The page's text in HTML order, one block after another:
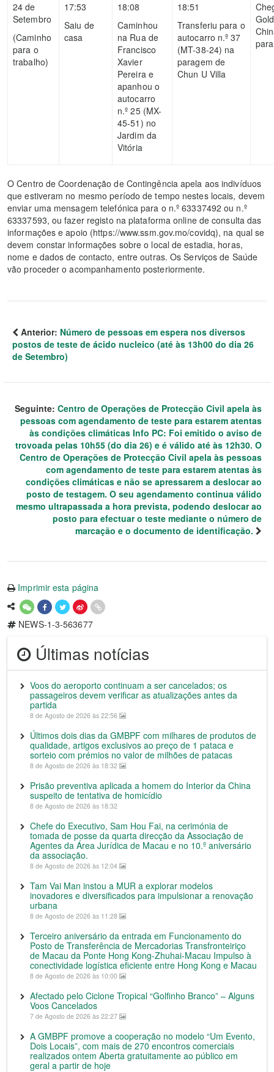
24 de
Setembro
(Caminho
para o
trabalho)
17:53
Saiu de
casa
18:08
Caminhou
na Rua de
Francisco
Xavier
Pereira e
apanhou o
autocarro
n.º 25 (MX-
45-51) no
Jardim da
Vitória
18:51
Transferiu para o
autocarro n.º 37
(MT-38-24) na
paragem de
Chun U Villa
O Centro de Coordenação de Contingência apela aos indivíduos
que estiveram no mesmo período de tempo nestes locais, devem
enviar uma mensagem telefónica para o n.º 63337492 ou n.º
63337593, ou fazer registo na plataforma online de consulta das
informações e apoio (https://www.ssm.gov.mo/covidq), na qual se
devem constar informações sobre o local de estadia, horas,
nome e dados de contacto, entre outras. Os Serviços de Saúde
vão proceder o acompanhamento posteriormente.
Anterior: Número de pessoas em espera nos diversos
postos de teste de ácido nucleico (até às 13h00 do dia 26
de Setembro)
Seguinte: Centro de Operações de Protecção Civil apela às
pessoas com agendamento de teste para estarem atentas
às condições climáticas Info PC: Foi emitido o aviso de
trovoada pelas 10h55 (do dia 26) e é válido até às 12h30. O
Centro de Operações de Protecção Civil apela às pessoas
com agendamento de teste para estarem atentas às
condições climáticas e não se apressarem a deslocar ao
posto de testagem. O seu agendamento continua válido
mesmo ultrapassada a hora prevista, podendo deslocar ao
posto para efectuar o teste mediante o número de
marcação e o documento de identificação.
Imprimir esta página
NEWS-1-3-563677
Últimas notícias
Voos do aeroporto continuam a ser cancelados; os
passageiros devem verificar as atualizações antes da
partida
8 de Agosto de 2026 às 22:56
Últimos dois dias da GMBPF com milhares de produtos de
qualidade, artigos exclusivos ao preço de 1 pataca e
sorteio com prémios no valor de milhões de patacas
8 de Agosto de 2026 às 18:32
Prisão preventiva aplicada a homem do Interior da China
suspeito de tentativa de homicídio
8 de Agosto de 2026 às 18:32
Chefe do Executivo, Sam Hou Fai, na cerimónia de
tomada de posse da quarta direcção da Associação de
Agentes da Área Jurídica de Macau e no 10.º aniversário
da associação.
8 de Agosto de 2026 às 12:04
Tam Vai Man instou a MUR a explorar modelos
inovadores e diversificados para impulsionar a renovação
urbana
8 de Agosto de 2026 às 11:28
Terceiro aniversário da entrada em Funcionamento do
Posto de Transferência de Mercadorias Transfronteiriço
de Macau da Ponte Hong Kong-Zhuhai-Macau Impulso à
conectividade logística eficiente entre Hong Kong e Macau
8 de Agosto de 2026 às 10:00
Afectado pelo Ciclone Tropical “Golfinho Branco” – Alguns
Voos Cancelados
7 de Agosto de 2026 às 22:27
A GMBPF promove a cooperação no modelo “Um Evento,
Dois Locais”, com mais de 270 encontros comerciais
realizados ontem Aberta gratuitamente ao público em
geral a partir de hoje